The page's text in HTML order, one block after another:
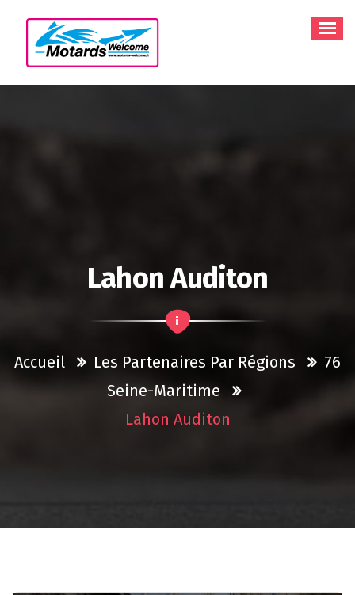
contenu
Lahon Auditon
Accueil Les Partenaires Par Régions
76
Seine-Maritime
Lahon Auditon